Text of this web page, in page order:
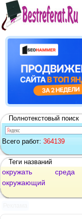
Полнотекстовый поиск
Всего работ: 364139
Теги названий
окружать среда
окружающий